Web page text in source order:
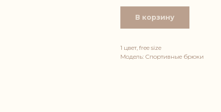
В корзину
1 цвет, free size
Модель: Спортивные брюки